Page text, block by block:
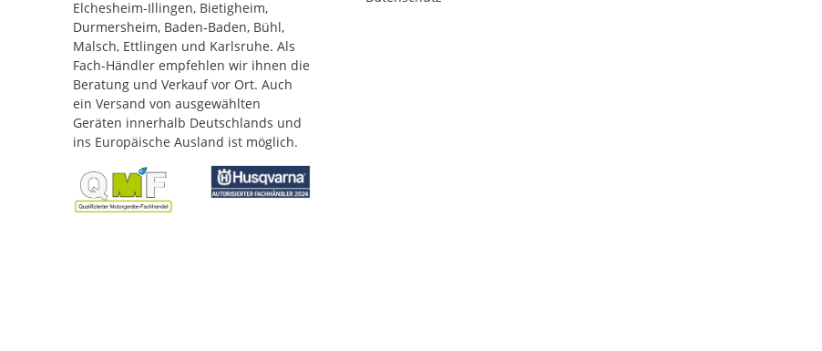
Elchesheim-Illingen, Bietigheim,
Durmersheim, Baden-Baden, Bühl,
Malsch, Ettlingen und Karlsruhe. Als
Fach-Händler empfehlen wir ihnen die
Beratung und Verkauf vor Ort. Auch
ein Versand von ausgewählten
Geräten innerhalb Deutschlands und
ins Europäische Ausland ist möglich.